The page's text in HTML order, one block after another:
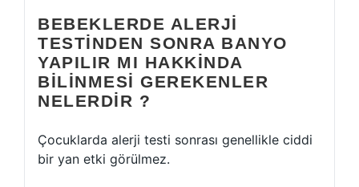
BEBEKLERDE ALERJI
TESTINDEN SONRA BANYO
YAPILIR MI HAKKINDA
BILINMESI GEREKENLER
NELERDIR ?
Çocuklarda alerji testi sonrası genellikle ciddi
bir yan etki görülmez.